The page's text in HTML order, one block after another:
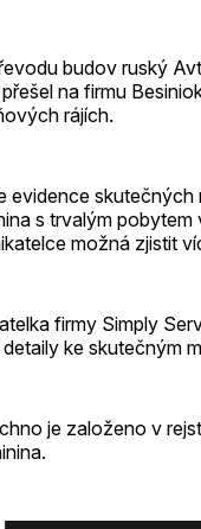
budov ruský
na firmu
rájích.
evidence skutečných
s trvalým pobytem
možná zjistit
firmy Simply
ke skutečným
je založeno v